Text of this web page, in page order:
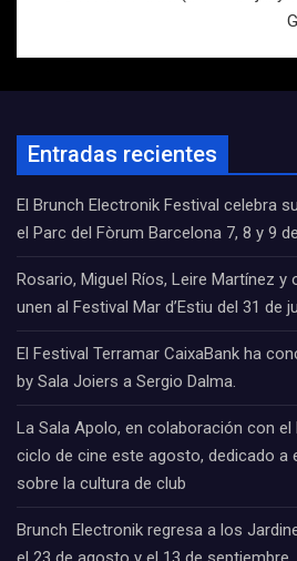
Entradas recientes
El Brunch Electronik Festival celebra
el Parc del Fòrum Barcelona 7, 8 y 9
Rosario, Miguel Ríos, Leire Martínez
unen al Festival Mar d’Estiu del 31 de
El Festival Terramar CaixaBank ha
by Sala Joiers a Sergio Dalma.
La Sala Apolo, en colaboración con el
ciclo de cine este agosto, dedicado a
sobre la cultura de club
Brunch Electronik regresa a los